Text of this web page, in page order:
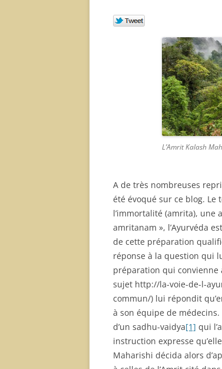
L’Amrit Kalash
A de très nombreuses
été évoqué sur ce blog.
l’immortalité (amrita), une
amritanam », l’Ayurvéda
de cette préparation
réponse à la question qui
préparation qui convienne
sujet http://la-voie-de-l-
commun/) lui répondit
à son équipe de
d’un sadhu-vaidya[1] qui
instruction expresse
Maharishi décida alors